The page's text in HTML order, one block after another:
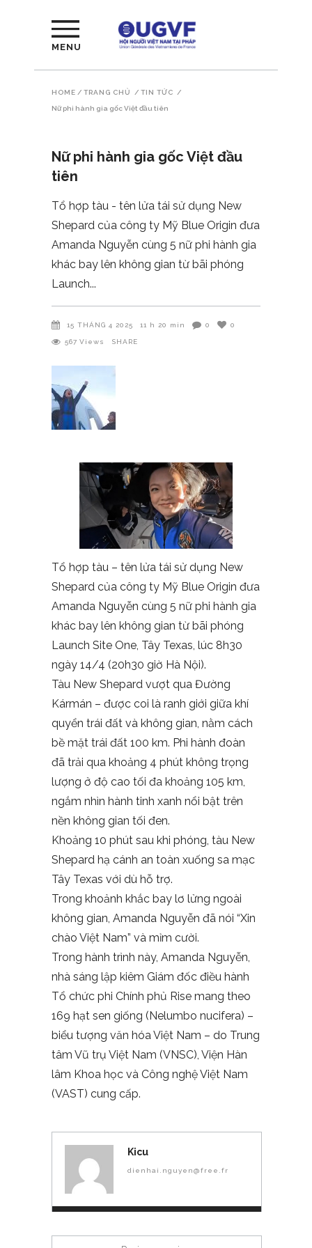
MENU
HOME / TRANG CHỦ / TIN TỨC /
Nữ phi hành gia gốc Việt đầu tiên
Nữ phi hành gia gốc Việt đầu
tiên
Tổ hợp tàu - tên lửa tái sử dụng New
Shepard của công ty Mỹ Blue Origin đưa
Amanda Nguyễn cùng 5 nữ phi hành gia
khác bay lên không gian từ bãi phóng
Launch
15 THÁNG 4 2025 11 h 20 min 0 0
567 Views SHARE
Tổ hợp tàu – tên lửa tái sử dụng New
Shepard của công ty Mỹ Blue Origin đưa
Amanda Nguyễn cùng 5 nữ phi hành gia
khác bay lên không gian từ bãi phóng
Launch Site One, Tây Texas, lúc 8h30
ngày 14/4 (20h30 giờ Hà Nội).
Tàu New Shepard vượt qua Đường
Kármán – được coi là ranh giới giữa khí
quyển trái đất và không gian, nằm cách
bề mặt trái đất 100 km. Phi hành đoàn
đã trải qua khoảng 4 phút không trọng
lượng ở độ cao tối đa khoảng 105 km,
ngắm nhìn hành tinh xanh nổi bật trên
nền không gian tối đen.
Khoảng 10 phút sau khi phóng, tàu New
Shepard hạ cánh an toàn xuống sa mạc
Tây Texas với dù hỗ trợ.
Trong khoảnh khắc bay lơ lửng ngoài
không gian, Amanda Nguyễn đã nói “Xin
chào Việt Nam” và mỉm cười.
Trong hành trình này, Amanda Nguyễn,
nhà sáng lập kiêm Giám đốc điều hành
Tổ chức phi Chính phủ Rise mang theo
169 hạt sen giống (Nelumbo nucifera) –
biểu tượng văn hóa Việt Nam – do Trung
tâm Vũ trụ Việt Nam (VNSC), Viện Hàn
lâm Khoa học và Công nghệ Việt Nam
(VAST) cung cấp.
Kicu
dienhai.nguyen@free.fr